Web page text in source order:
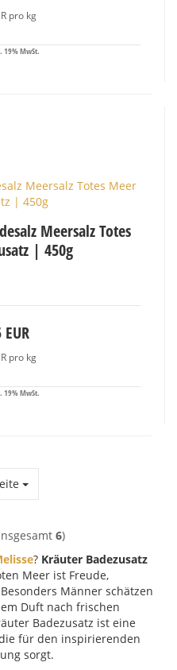
pro kg
19% MwSt.
Meersalz Totes
| 450g
pro kg
19% MwSt.
6)
? Kräuter Badezusatz
Meer ist Freude,
Männer schätzen
Duft nach frischen
Badezusatz ist eine
für den inspirierenden
sorgt.